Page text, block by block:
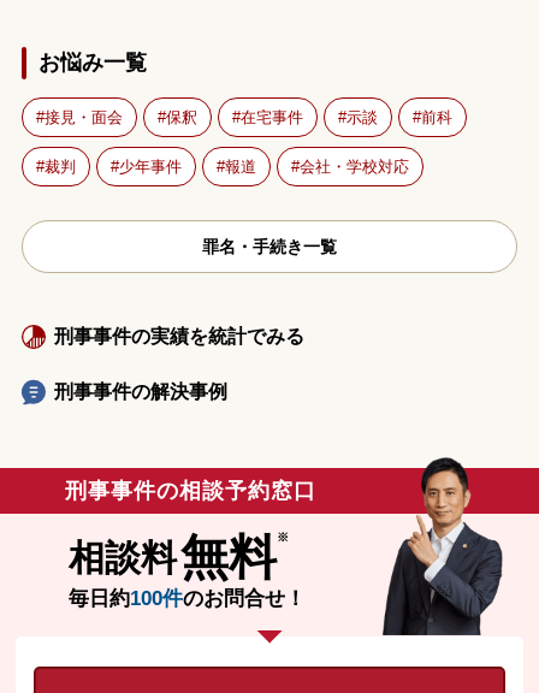
お悩み一覧
接見・面会 保釈 在宅事件 示談 前科
裁判 少年事件 報道 会社・学校対応
罪名・手続き一覧
刑事事件の実績を統計でみる
刑事事件の解決事例
刑事事件の相談予約窓口
相談料無料
毎日約100件のお問合せ！